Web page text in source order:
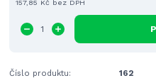
157,85 Kč bez DPH
Číslo produktu: 162